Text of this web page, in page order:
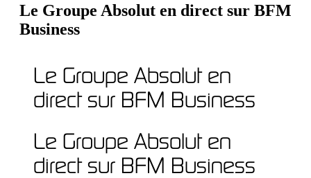
Le Groupe Absolut en direct sur BFM
Business
Le Groupe Absolut en
direct sur BFM Business
Le Groupe Absolut en
direct sur BFM Business